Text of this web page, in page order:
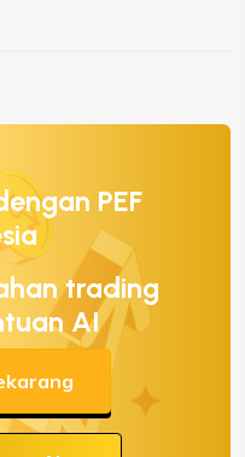
PEF
trading
AI